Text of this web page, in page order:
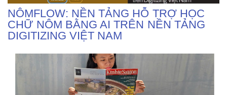
NÔMFLOW: NỀN TẢNG HỖ TRỢ HỌC
CHỮ NÔM BẰNG AI TRÊN NỀN TẢNG
DIGITIZING VIỆT NAM